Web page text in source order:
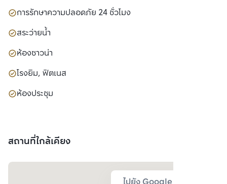
การรักษาความปลอดภัย 24 ชั่วโมง
สระว่ายน้ำ
ห้องซาวน่า
โรงยิม, ฟิตเนส
ห้องประชุม
สถานที่ใกล้เคียง